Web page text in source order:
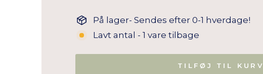
På lager- Sendes efter 0-1 hverdage!
Lavt antal - 1 vare tilbage
TILFØJ TIL KURV